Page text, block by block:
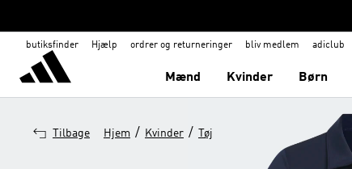
butiksfinder Hjælp ordrer og returneringer bliv medlem adiclub
Mænd Kvinder Børn
Tilbage Hjem / Kvinder / Tøj